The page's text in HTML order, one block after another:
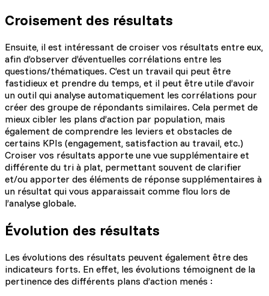
Croisement des résultats
Ensuite, il est intéressant de croiser vos résultats entre eux,
afin d’observer d’éventuelles corrélations entre les
questions/thématiques. C’est un travail qui peut être
fastidieux et prendre du temps, et il peut être utile d’avoir
un outil qui analyse automatiquement les corrélations pour
créer des groupe de répondants similaires. Cela permet de
mieux cibler les plans d’action par population, mais
également de comprendre les leviers et obstacles de
certains KPIs (engagement, satisfaction au travail, etc.)
Croiser vos résultats apporte une vue supplémentaire et
différente du tri à plat, permettant souvent de clarifier
et/ou apporter des éléments de réponse supplémentaires à
un résultat qui vous apparaissait comme flou lors de
l’analyse globale.
Évolution des résultats
Les évolutions des résultats peuvent également être des
indicateurs forts. En effet, les évolutions témoignent de la
pertinence des différents plans d’action menés :